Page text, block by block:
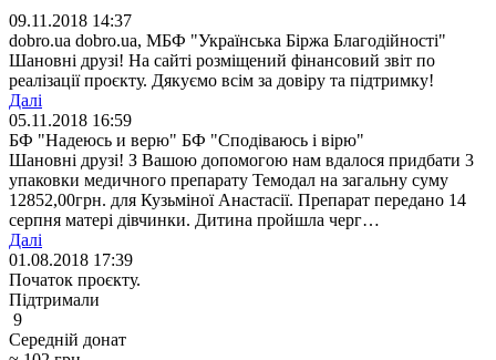
09.11.2018 14:37
dobro.ua dobro.ua, МБФ "Українська Біржа Благодійності"
Шановні друзі! На сайті розміщений фінансовий звіт по
реалізації проєкту. Дякуємо всім за довіру та підтримку!
Далі
05.11.2018 16:59
БФ "Надеюсь и верю" БФ "Сподіваюсь і вірю"
Шановні друзі! З Вашою допомогою нам вдалося придбати 3
упаковки медичного препарату Темодал на загальну суму
12852,00грн. для Кузьміної Анастасії. Препарат передано 14
серпня матері дівчинки. Дитина пройшла черг…
Далі
01.08.2018 17:39
Початок проєкту.
Підтримали
9
Середній донат